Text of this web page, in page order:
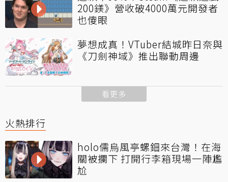
200鎂》營收破4000萬元開發者
也傻眼
夢想成真！VTuber結城昨日奈與
《刀劍神域》推出聯動周邊
看更多
火熱排行
holo儒烏風亭螺鈿來台灣！在海
關被攔下 打開行李箱現場一陣尷
尬